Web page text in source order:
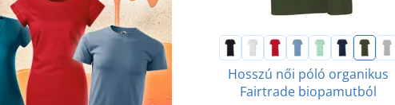
Hosszú női póló organikus
Fairtrade biopamutból